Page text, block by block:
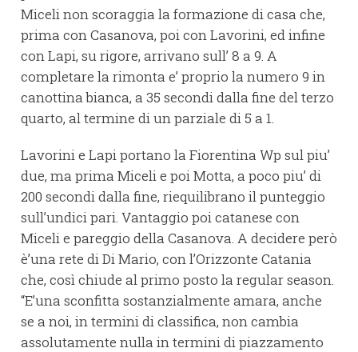
Miceli non scoraggia la formazione di casa che,
prima con Casanova, poi con Lavorini, ed infine
con Lapi, su rigore, arrivano sull’ 8 a 9. A
completare la rimonta e’ proprio la numero 9 in
canottina bianca, a 35 secondi dalla fine del terzo
quarto, al termine di un parziale di 5 a 1.
Lavorini e Lapi portano la Fiorentina Wp sul piu’
due, ma prima Miceli e poi Motta, a poco piu’ di
200 secondi dalla fine, riequilibrano il punteggio
sull’undici pari. Vantaggio poi catanese con
Miceli e pareggio della Casanova. A decidere però
è’una rete di Di Mario, con l’Orizzonte Catania
che, così chiude al primo posto la regular season.
“E’una sconfitta sostanzialmente amara, anche
se a noi, in termini di classifica, non cambia
assolutamente nulla in termini di piazzamento